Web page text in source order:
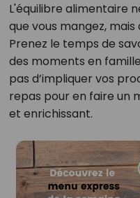
L'équilibre alimentaire
que vous mangez,
Prenez le temps de
des moments en
pas d’impliquer vos
repas pour en faire un
et enrichissant.